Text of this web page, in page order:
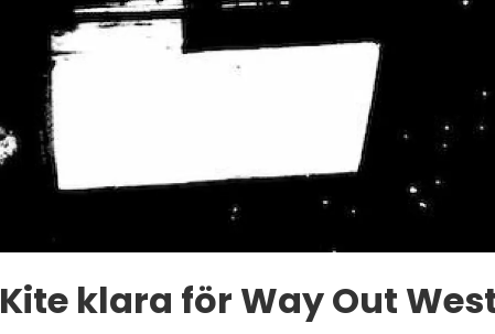
Kite klara för Way Out